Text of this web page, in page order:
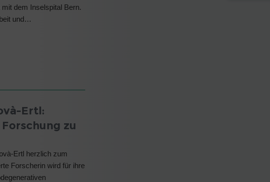
dem Inselspital Bern.
und…
Ertl:
zu
Ertl herzlich zum
Forscherin wird für ihre